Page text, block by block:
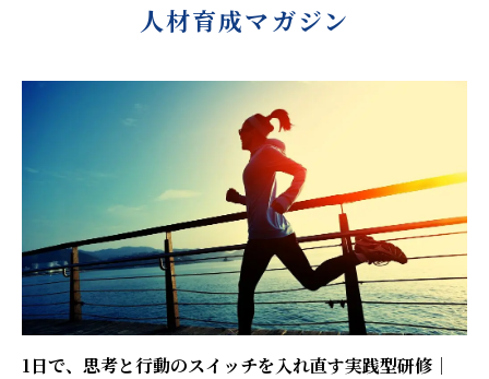
人材育成マガジン
1日で、思考と行動のスイッチを入れ直す実践型研修｜